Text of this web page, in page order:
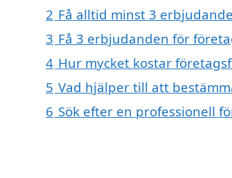
2 Få alltid minst 3
3 Få 3 erbjudanden för
4 Hur mycket kostar
5 Vad hjälper till att
6 Sök efter en professionell